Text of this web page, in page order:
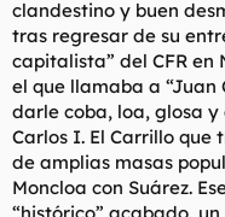
clandestino y buen
tras regresar de su
capitalista” del CFR en
el que llamaba a “Juan
darle coba, loa, glosa
Carlos I. El Carrillo que
de amplias masas
Moncloa con Suárez.
“histórico” acabado,